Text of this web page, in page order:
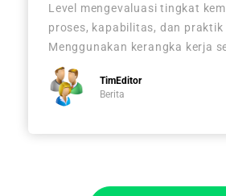
Level mengevaluasi tingkat
proses, kapabilitas, dan
Menggunakan kerangka kerja
TimEditor
Berita